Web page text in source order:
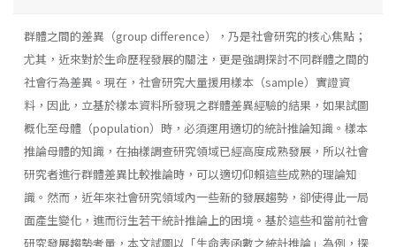
群體之間的差異（group difference），乃是社會研究的核心焦點；
尤其，近來對於生命歷程發展的關注，更是強調探討不同群體之間的
社會行為差異。現在，社會研究大量援用樣本（sample）實證資
料，因此，立基於樣本資料所發現之群體差異經驗的結果，如果試圖
概化至母體（population）時，必須運用適切的統計推論知識。樣本
推論母體的知識，在抽樣調查研究領域已經高度成熟發展，所以社會
研究者進行群體差異比較推論時，可以適切仰賴這些成熟的理論知
識。然而，近年來社會研究領域內一些新的發展趨勢，卻使得此一局
面產生變化，進而衍生若干統計推論上的困境。基於這些和當前社會
研究發展趨勢考量，本文試圖以「生命表函數之統計推論」為例，探